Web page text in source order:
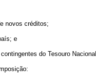
novos créditos;
e
do Tesouro